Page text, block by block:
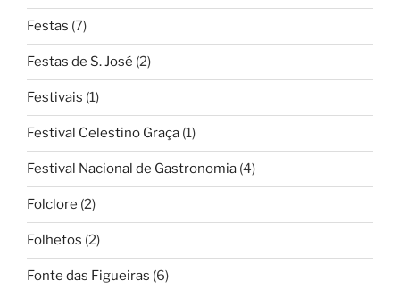
Festas (7)
Festas de S. José (2)
Festivais (1)
Festival Celestino Graça (1)
Festival Nacional de Gastronomia (4)
Folclore (2)
Folhetos (2)
Fonte das Figueiras (6)